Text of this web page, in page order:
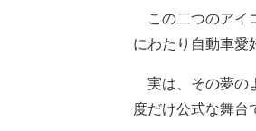
この二つのアイ
にわたり自動車愛
実は、その夢の
度だけ公式な舞台